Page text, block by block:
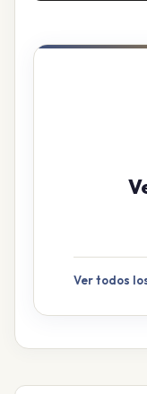
Ver todos